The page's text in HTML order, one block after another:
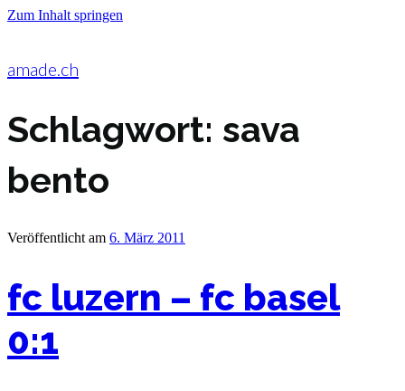
Zum Inhalt springen
amade.ch
Schlagwort: sava
bento
Veröffentlicht am 6. März 2011
fc luzern – fc basel
0:1